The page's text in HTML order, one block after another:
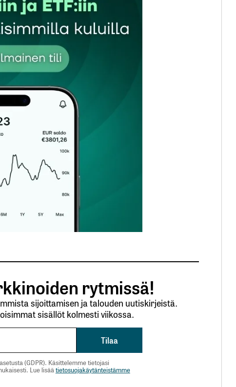
Sähköpostiosoitteesi
rytmissä!
sijoittamisen ja talouden uutiskirjeistä.
sisällöt kolmesti viikossa.
(GDPR). Käsittelemme tietojasi
Lue lisäätietosuojakäytänteistämme